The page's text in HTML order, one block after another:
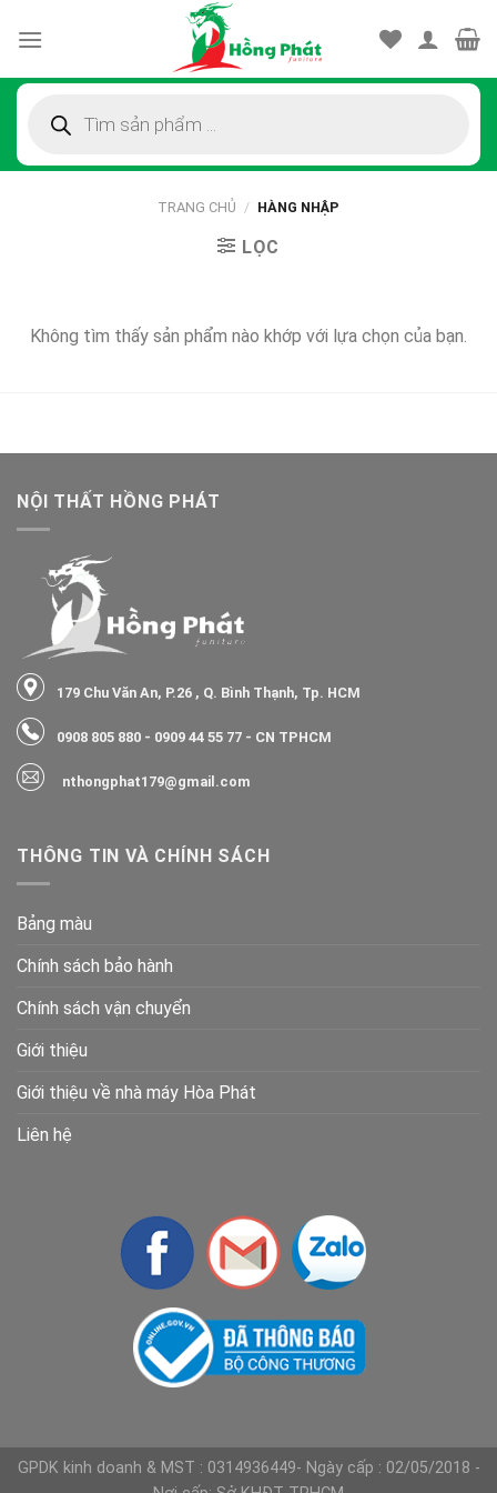
kiếm
TRANG CHỦ / HÀNG NHẬP
LỌC
Không tìm thấy sản phẩm nào khớp với lựa chọn của bạn.
NỘI THẤT HỒNG PHÁT
179 Chu Văn An, P.26 , Q. Bình Thạnh, Tp. HCM
0908 805 880 - 0909 44 55 77 - CN TPHCM
nthongphat179@gmail.com
THÔNG TIN VÀ CHÍNH SÁCH
Bảng màu
Chính sách bảo hành
Chính sách vận chuyển
Giới thiệu
Giới thiệu về nhà máy Hòa Phát
Liên hệ
GPDK kinh doanh & MST : 0314936449- Ngày cấp : 02/05/2018 -